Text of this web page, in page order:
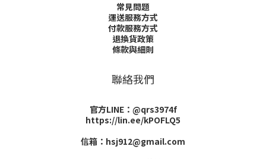
常見問題
運送服務方式
付款服務方式
退換貨政策
條款與細則
聯絡我們
官方LINE：@qrs3974f
https://lin.ee/kPOFLQ5
信箱：hsj912@gmail.com